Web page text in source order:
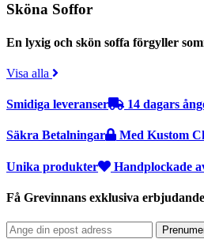
Sköna Soffor
En lyxig och skön soffa förgyller
Visa alla
Smidiga leveranser 14 dagars
Säkra Betalningar Med Kustom
Unika produkter Handplockade
Få Grevinnans exklusiva